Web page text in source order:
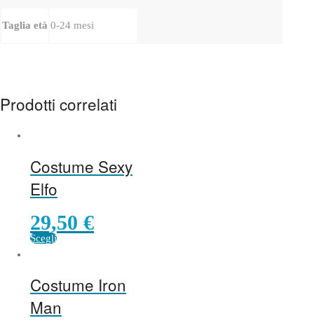
Taglia età 0-24 mesi
Prodotti correlati
Costume Sexy
Elfo
29,50 €
Scegli
Costume Iron
Man